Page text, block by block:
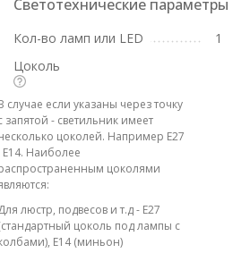
Светотехнические параметры
Кол-во ламп или LED
1
Цоколь
случае если указаны через точку
запятой - светильник имеет
цоколей. Например E27
E14. Наиболее
цоколями
люстр, подвесов и т.д - E27
цоколь под лампы с
E14 (миньон)